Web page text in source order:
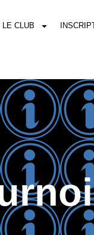
LE CLUB